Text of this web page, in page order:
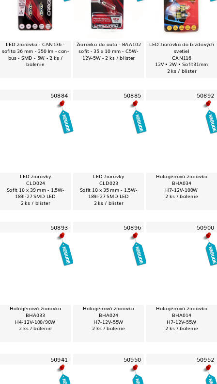
LED žiarovka - CAN136 -
sofita 36 mm - 350 lm - can-
bus - SMD - 5W - 2 ks /
balenie
Žiarovka do auta - BAA102
sofit - 35 x 10 mm - C5W-
12V-5W - 2 ks / blister
LED žiarovka do brzdových
svetiel
CAN116
12V • 2W • Sofit31mm
2 ks / blister
50884
LED žiarovky
CLD024
Sofit 10 x 39 mm - 1,5W-
189l-27 SMD LED
2 ks / blister
50885
LED žiarovky
CLD023
Sofit 10 x 35 mm - 1,5W-
189l-27 SMD LED
2 ks / blister
50892
Halogénová žiarovka
BHA034
H7-12V-100W
2 ks / balenie
50893
Halogénová žiarovka
BHA033
H4-12V-100/90W
2 ks / balenie
50896
Halogénová žiarovka
BHA024
H7-12V-55W
2 ks / balenie
50900
Halogénová žiarovka
BHA014
H7-12V-55W
2 ks / balenie
50941 50950 50952